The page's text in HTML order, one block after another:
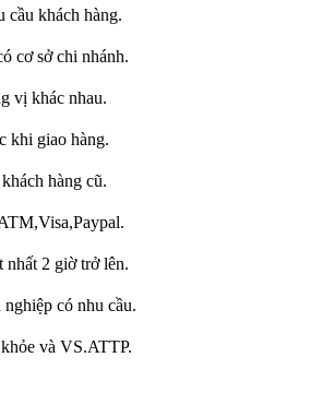
cầu khách hàng.
cơ sở chi nhánh.
vị khác nhau.
khi giao hàng.
hàng cũ.
nhất 2 giờ trở lên.
có nhu cầu.
và VS.ATTP.